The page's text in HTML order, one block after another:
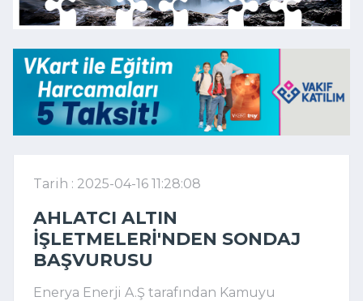
Tarih : 2025-04-16 11:28:08
AHLATCI ALTIN
İŞLETMELERI'NDEN SONDAJ
BAŞVURUSU
Enerya Enerji A.Ş tarafından Kamuyu